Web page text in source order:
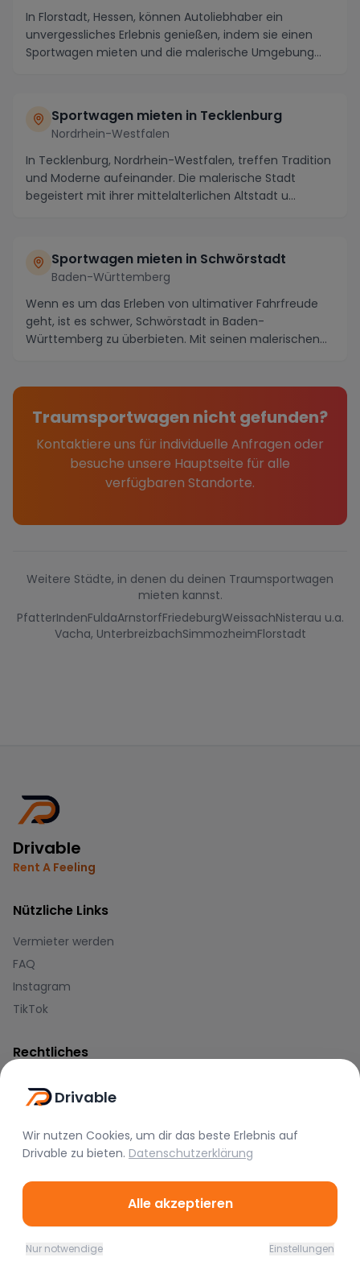
In Florstadt, Hessen, können Autoliebhaber ein
unvergessliches Erlebnis genießen, indem sie einen
Sportwagen mieten und die malerische Umgebung
Sportwagen mieten in Tecklenburg
Nordrhein-Westfalen
In Tecklenburg, Nordrhein-Westfalen, treffen Tradition
und Moderne aufeinander. Die malerische Stadt
begeistert mit ihrer mittelalterlichen Altstadt u...
Sportwagen mieten in Schwörstadt
Baden-Württemberg
Wenn es um das Erleben von ultimativer Fahrfreude
geht, ist es schwer, Schwörstadt in Baden-
Württemberg zu überbieten. Mit seinen malerischen
Traumsportwagen nicht gefunden?
Kontaktiere uns für individuelle Anfragen oder
besuche unsere Hauptseite für alle
verfügbaren Standorte.
Weitere Städte, in denen du deinen Traumsportwagen
mieten kannst.
PfatterIndenFuldaArnstorfFriedeburgWeissachNisterau u.a.
Vacha, UnterbreizbachSimmozheimFlorstadt
Drivable
Rent A Feeling
Nützliche Links
Vermieter werden
FAQ
Instagram
TikTok
Rechtliches
Datenschutz
Impressum
Hilfe-Center
Drivable
Wir nutzen Cookies, um dir das beste Erlebnis auf
Drivable zu bieten. Datenschutzerklärung
Alle akzeptieren
Nur notwendige Einstellungen